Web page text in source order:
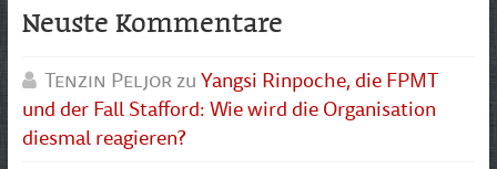
Neuste Kommentare
Tenzin PeljorzuYangsi Rinpoche, die FPMT
und der Fall Stafford: Wie wird die Organisation
diesmal reagieren?